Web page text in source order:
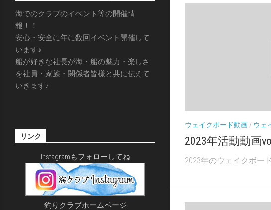
ウェイクボード動画 / ウェ
2023年活動動画
2023年のウェイクボー
海でのクラブのイベント等の開催情
報！！
安心・安全に年に数回イベント開催して
います♪
船が好きな社長が海・船の魅力・楽しさ
を社員・家族・関係者皆様と共に伝えて
いきます♪
リンク
Instagramもフォローしてね
釣りクラブホームページ